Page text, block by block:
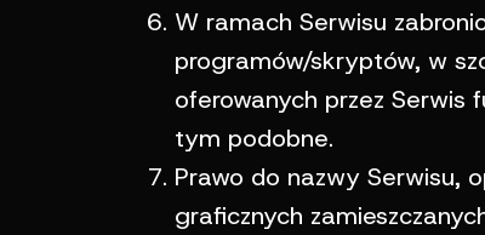
W ramach Serwisu
programów/skryptów, w
oferowanych przez Serwis
tym podobne.
Prawo do nazwy Serwisu,
graficznych